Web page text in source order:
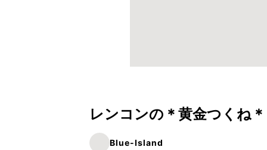
レンコンの＊黄金つくね＊
Blue-Island